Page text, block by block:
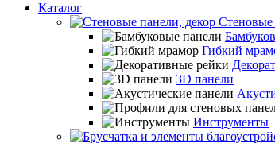
Каталог
Стеновые
Гибкий
3D панели
Инструменты